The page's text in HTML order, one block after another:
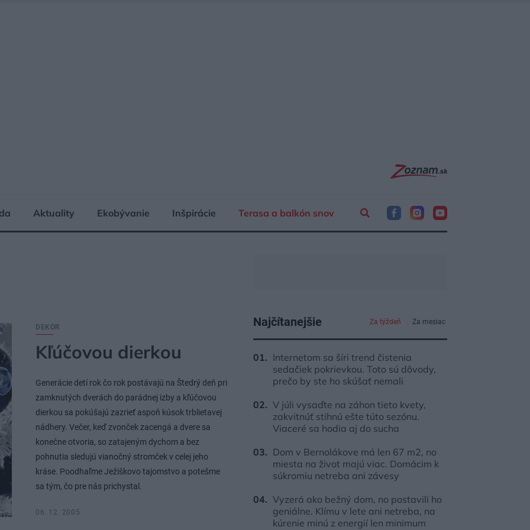
Aktuality Ekobývanie Inšpirácie Terasa a balkón snov
DEKOR
Kľúčovou dierkou
Generácie detí rok čo rok postávajú na Štedrý deň pri
zamknutých dverách do parádnej izby a kľúčovou
dierkou sa pokúšajú zazrieť aspoň kúsok trblietavej
nádhery. Večer, keď zvonček zacengá a dvere sa
konečne otvoria, so zatajeným dychom a bez
pohnutia sledujú vianočný stromček v celej jeho
kráse. Poodhaľme Ježiškovo tajomstvo a potešme
sa tým, čo pre nás prichystal.
06. 12. 2005
Najčítanejšie Za týždeň Za mesiac
Internetom sa šíri trend čistenia
sedačiek pokrievkou. Toto sú dôvody,
prečo by ste ho skúšať nemali
V júli vysaďte na záhon tieto kvety,
zakvitnúť stihnú ešte túto sezónu.
Viaceré sa hodia aj do sucha
Dom v Bernolákove má len 67 m2, no
miesta na život majú viac. Domácim k
súkromiu netreba ani závesy
Vyzerá ako bežný dom, no postavili ho
geniálne. Klímu v lete ani netreba, na
kúrenie minú z energií len minimum